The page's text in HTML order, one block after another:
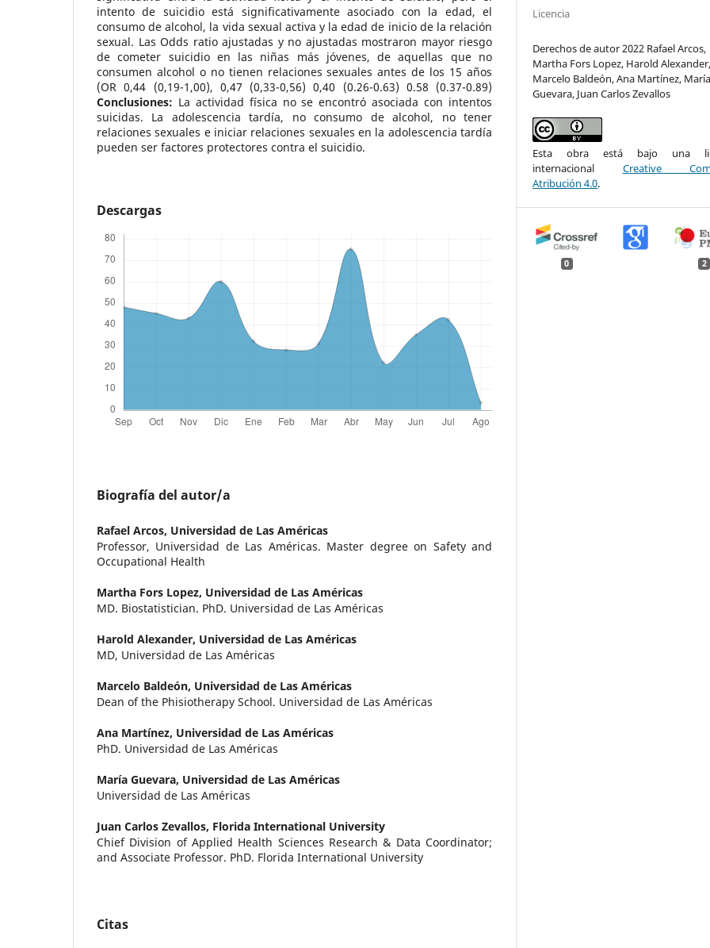
intento de suicidio está significativamente asociado con la edad, el
consumo de alcohol, la vida sexual activa y la edad de inicio de la relación
sexual. Las Odds ratio ajustadas y no ajustadas mostraron mayor riesgo
de cometer suicidio en las niñas más jóvenes, de aquellas que no
consumen alcohol o no tienen relaciones sexuales antes de los 15 años
(OR 0,44 (0,19-1,00), 0,47 (0,33-0,56) 0,40 (0.26-0.63) 0.58 (0.37-0.89)
Conclusiones: La actividad física no se encontró asociada con intentos
suicidas. La adolescencia tardía, no consumo de alcohol, no tener
relaciones sexuales e iniciar relaciones sexuales en la adolescencia tardía
pueden ser factores protectores contra el suicidio.
Descargas
Biografía del autor/a
Rafael Arcos, Universidad de Las Américas
Professor, Universidad de Las Américas. Master degree on Safety and
Occupational Health
Martha Fors Lopez, Universidad de Las Américas
MD. Biostatistician. PhD. Universidad de Las Américas
Harold Alexander, Universidad de Las Américas
MD, Universidad de Las Américas
Marcelo Baldeón, Universidad de Las Américas
Dean of the Phisiotherapy School. Universidad de Las Américas
Ana Martínez, Universidad de Las Américas
PhD. Universidad de Las Américas
María Guevara, Universidad de Las Américas
Universidad de Las Américas
Juan Carlos Zevallos, Florida International University
Chief Division of Applied Health Sciences Research & Data Coordinator;
and Associate Professor. PhD. Florida International University
Citas
Licencia
Derechos de autor 2022 Rafael Arcos,
Martha Fors Lopez, Harold
Marcelo Baldeón, Ana Martínez,
Guevara, Juan Carlos Zevallos
Esta obra está bajo una
internacional Creative
Atribución 4.0.
0 2